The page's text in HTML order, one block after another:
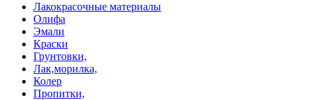
Лакокрасочные материалы
Олифа
Эмали
Краски
Грунтовки,
Лак,морилка,
Колер
Пропитки,